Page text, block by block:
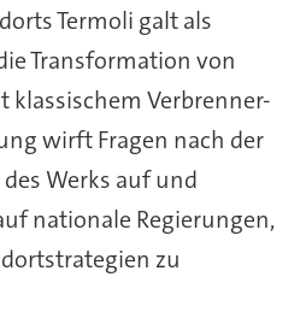
Termoli galt als
Transformation von
klassischem Verbrenner-
wirft Fragen nach der
Werks auf und
nationale Regierungen,
zu